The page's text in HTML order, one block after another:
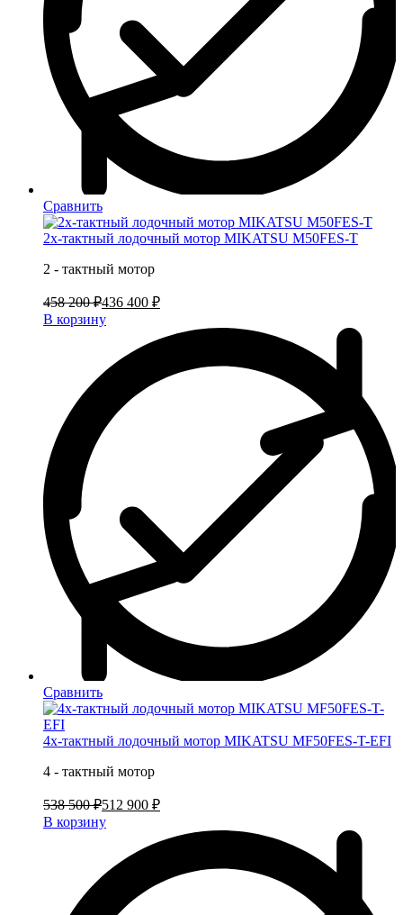
Сравнить
2х-тактный лодочный мотор MIKATSU M50FES-T
2 - тактный мотор
458 200 ₽436 400 ₽
В корзину
Сравнить
4х-тактный лодочный мотор MIKATSU MF50FES-T-EFI
4 - тактный мотор
538 500 ₽512 900 ₽
В корзину